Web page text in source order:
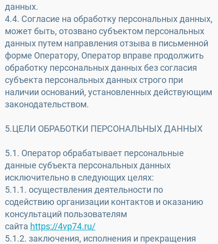
данных.
4.4. Согласие на обработку персональных данных,
может быть, отозвано субъектом персональных
данных путем направления отзыва в письменной
форме Оператору, Оператор вправе продолжить
обработку персональных данных без согласия
субъекта персональных данных строго при
наличии оснований, установленных действующим
законодательством.
5.ЦЕЛИ ОБРАБОТКИ ПЕРСОНАЛЬНЫХ ДАННЫХ
5.1. Оператор обрабатывает персональные
данные субъекта персональных данных
исключительно в следующих целях:
5.1.1. осуществления деятельности по
содействию организации контактов и оказанию
консультаций пользователям
сайта https://4vp74.ru/
5.1.2. заключения, исполнения и прекращения